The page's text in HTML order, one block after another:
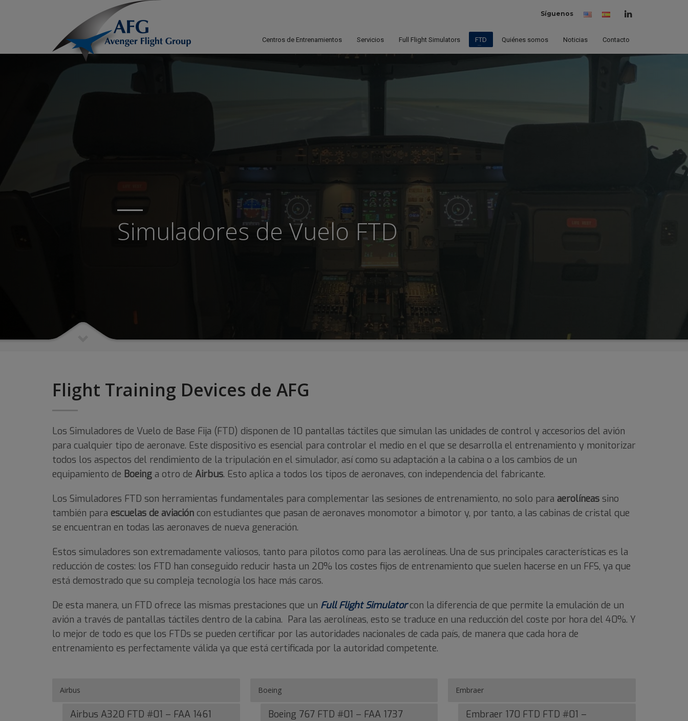
Síguenos InglésEspañol
Centros de Entrenamientos Servicios Full Flight Simulators FTD Quiénes somos Noticias Contacto
Simuladores de Vuelo FTD
Flight Training Devices de AFG
Los Simuladores de Vuelo de Base Fija (FTD) disponen de 10 pantallas táctiles que simulan las unidades de control y accesorios del avión
para cualquier tipo de aeronave. Este dispositivo es esencial para controlar el medio en el que se desarrolla el entrenamiento y monitorizar
todos los aspectos del rendimiento de la tripulación en el simulador, así como su adaptación a la cabina o a los cambios de un
equipamiento de Boeing a otro de Airbus. Esto aplica a todos los tipos de aeronaves, con independencia del fabricante.
Los Simuladores FTD son herramientas fundamentales para complementar las sesiones de entrenamiento, no solo para aerolíneas sino
también para escuelas de aviación con estudiantes que pasan de aeronaves monomotor a bimotor y, por tanto, a las cabinas de cristal que
se encuentran en todas las aeronaves de nueva generación.
Estos simuladores son extremadamente valiosos, tanto para pilotos como para las aerolíneas. Una de sus principales características es la
reducción de costes: los FTD han conseguido reducir hasta un 20% los costes fijos de entrenamiento que suelen hacerse en un FFS, ya que
está demostrado que su compleja tecnología los hace más caros.
De esta manera, un FTD ofrece las mismas prestaciones que un Full Flight Simulatorcon la diferencia de que permite la emulación de un
avión a través de pantallas táctiles dentro de la cabina. Para las aerolíneas, esto se traduce en una reducción del coste por hora del 40%. Y
lo mejor de todo es que los FTDs se pueden certificar por las autoridades nacionales de cada país, de manera que cada hora de
entrenamiento es perfectamente válida ya que está certificada por la autoridad competente.
Airbus
Airbus A320 FTD #01 – FAA 1461
Boeing
Boeing 767 FTD #01 – FAA 1737
Embraer
Embraer 170 FTD FTD #01 –